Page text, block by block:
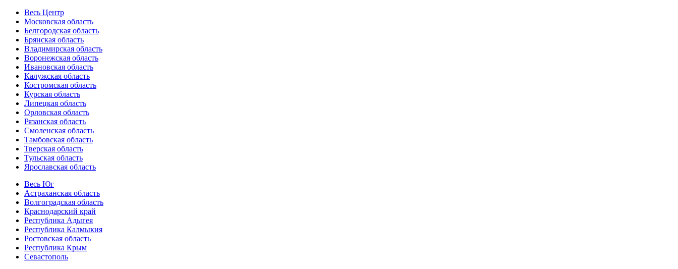
Весь Центр
Московская область
Белгородская область
Брянская область
Владимирская область
Воронежская область
Ивановская область
Калужская область
Костромская область
Курская область
Липецкая область
Орловская область
Рязанская область
Смоленская область
Тамбовская область
Тверская область
Тульская область
Ярославская область
Весь Юг
Астраханская область
Волгоградская область
Краснодарский край
Республика Адыгея
Республика Калмыкия
Ростовская область
Республика Крым
Севастополь